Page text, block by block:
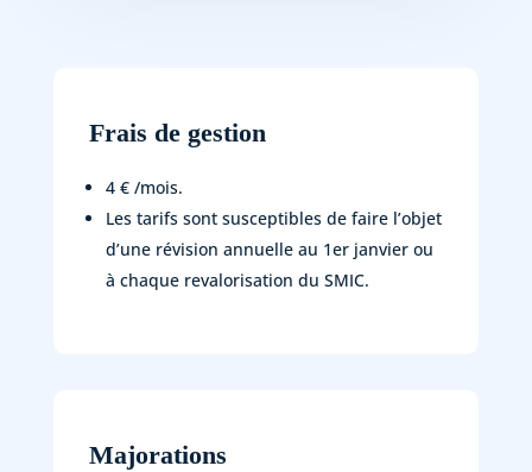
Frais de gestion
4 € /mois.
Les tarifs sont susceptibles de faire l’objet
d’une révision annuelle au 1er janvier ou
à chaque revalorisation du SMIC.
Majorations